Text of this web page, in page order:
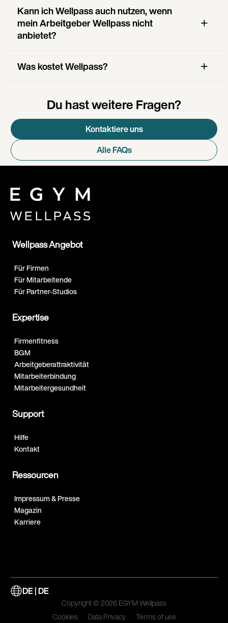
Kann ich Wellpass auch nutzen, wenn
mein Arbeitgeber Wellpass nicht
anbietet?
Was kostet Wellpass?
Du hast weitere Fragen?
Kontaktiere uns
Alle FAQs
Wellpass Angebot
Für Firmen
Für Mitarbeitende
Für Partner-Studios
Expertise
Firmenfitness
BGM
Arbeitgeberattraktivität
Mitarbeiterbindung
Mitarbeitergesundheit
Support
Hilfe
Kontakt
Ressourcen
Impressum & Presse
Magazin
Karriere
DE | DE
Copyright © 2026 EGYM Wellpass
Cookies
Data Privacy Terms of use